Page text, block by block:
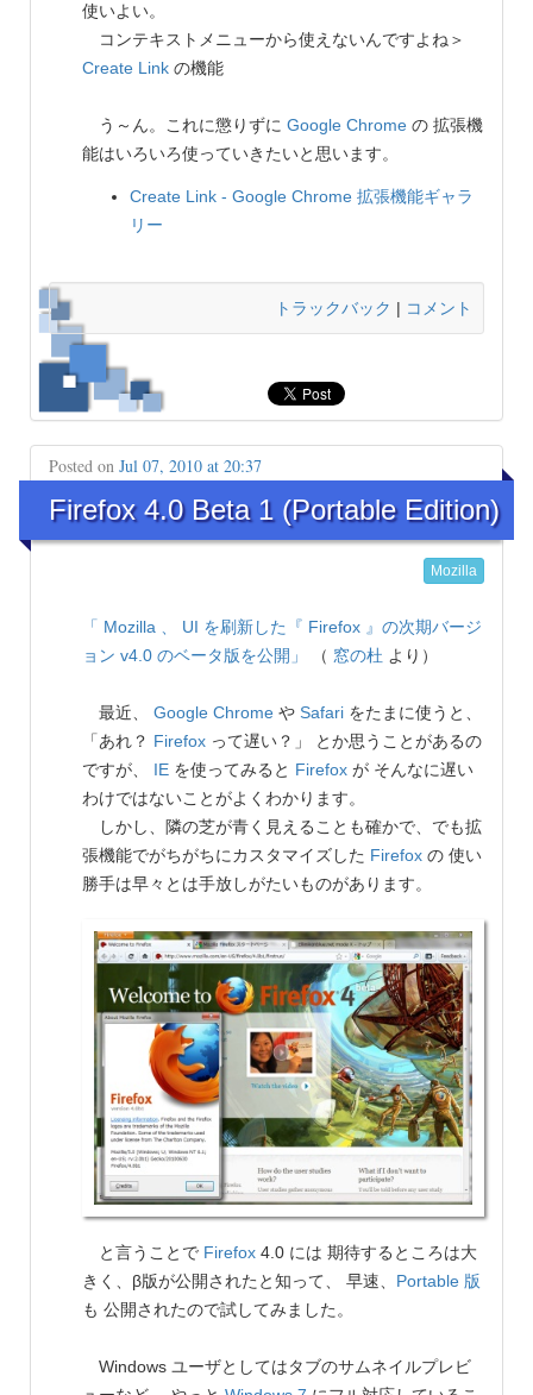
使いよい。
コンテキストメニューから使えないんですよね＞
Create Link の機能
う～ん。これに懲りずに Google Chrome の 拡張機
能はいろいろ使っていきたいと思います。
Create Link - Google Chrome 拡張機能ギャラ
リー
トラックバック | コメント
Posted on Jul 07, 2010 at 20:37
Firefox 4.0 Beta 1 (Portable Edition)
Mozilla
「 Mozilla 、 UI を刷新した『 Firefox 』の次期バージ
ョン v4.0 のベータ版を公開」
（ 窓の杜 より）
最近、 Google Chrome や Safari をたまに使うと、
「あれ？ Firefox って遅い？」 とか思うことがあるの
ですが、 IE を使ってみると Firefox が そんなに遅い
わけではないことがよくわかります。
しかし、隣の芝が青く見えることも確かで、でも拡
張機能でがちがちにカスタマイズした Firefox の 使い
勝手は早々とは手放しがたいものがあります。
と言うことで Firefox 4.0 には 期待するところは大
きく、β版が公開されたと知って、 早速、 Portable 版
も 公開されたので試してみました。
Windows ユーザとしてはタブのサムネイルプレビ